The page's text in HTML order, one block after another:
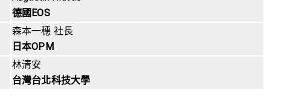
德國EOS
森本一穗 社長
日本OPM
林清安
台灣台北科技大學